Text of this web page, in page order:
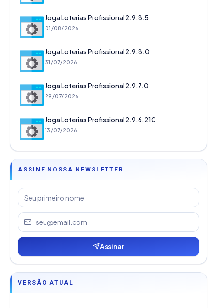
Joga Loterias Profissional 2.9.8.5
01/08/2026
Joga Loterias Profissional 2.9.8.0
31/07/2026
Joga Loterias Profissional 2.9.7.0
29/07/2026
Joga Loterias Profissional 2.9.6.210
13/07/2026
ASSINE NOSSA NEWSLETTER
Assinar
VERSÃO ATUAL